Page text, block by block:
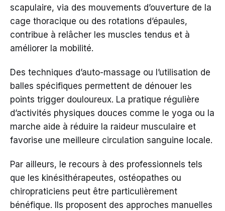
scapulaire, via des mouvements d’ouverture de la
cage thoracique ou des rotations d’épaules,
contribue à relâcher les muscles tendus et à
améliorer la mobilité.
Des techniques d’auto-massage ou l’utilisation de
balles spécifiques permettent de dénouer les
points trigger douloureux. La pratique régulière
d’activités physiques douces comme le yoga ou la
marche aide à réduire la raideur musculaire et
favorise une meilleure circulation sanguine locale.
Par ailleurs, le recours à des professionnels tels
que les kinésithérapeutes, ostéopathes ou
chiropraticiens peut être particulièrement
bénéfique. Ils proposent des approches manuelles